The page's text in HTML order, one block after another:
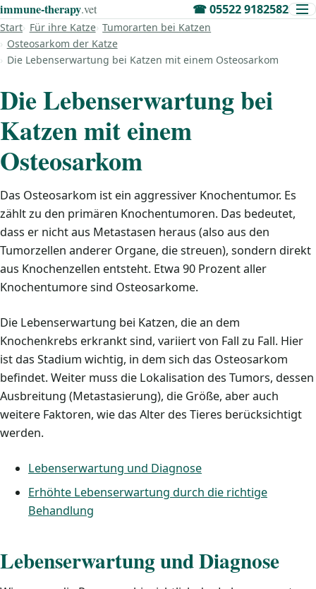
immune‑therapy.vet ☎05522 9182582
Start Für ihre Katze Tumorarten bei Katzen
Osteosarkom der Katze
Die Lebenserwartung bei Katzen mit einem Osteosarkom
Die Lebenserwartung bei
Katzen mit einem
Osteosarkom
Das Osteosarkom ist ein aggressiver Knochentumor. Es
zählt zu den primären Knochentumoren. Das bedeutet,
dass er nicht aus Metastasen heraus (also aus den
Tumorzellen anderer Organe, die streuen), sondern direkt
aus Knochenzellen entsteht. Etwa 90 Prozent aller
Knochentumore sind Osteosarkome.
Die Lebenserwartung bei Katzen, die an dem
Knochenkrebs erkrankt sind, variiert von Fall zu Fall. Hier
ist das Stadium wichtig, in dem sich das Osteosarkom
befindet. Weiter muss die Lokalisation des Tumors, dessen
Ausbreitung (Metastasierung), die Größe, aber auch
weitere Faktoren, wie das Alter des Tieres berücksichtigt
werden.
Lebenserwartung und Diagnose
Erhöhte Lebenserwartung durch die richtige
Behandlung
Lebenserwartung und Diagnose